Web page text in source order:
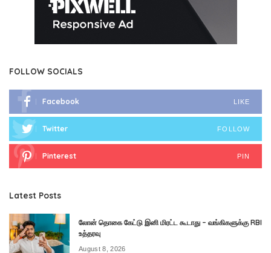
FOLLOW SOCIALS
Facebook LIKE
Twitter FOLLOW
Pinterest PIN
Latest Posts
லோன் தொகை கேட்டு இனி மிரட்ட கூடாது – வங்கிகளுக்கு RBI
உத்தரவு
August 8, 2026